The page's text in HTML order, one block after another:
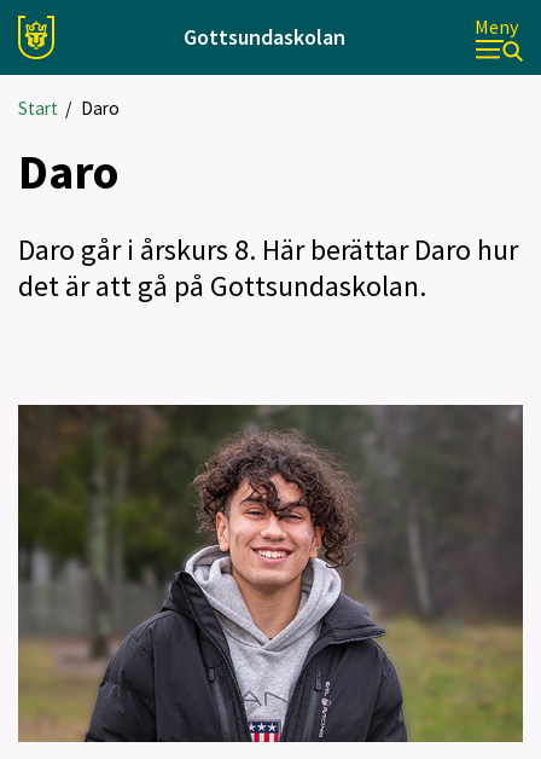
Gottsundaskolan Meny
Start / Daro
Daro
Daro går i årskurs 8. Här berättar Daro hur
det är att gå på Gottsundaskolan.